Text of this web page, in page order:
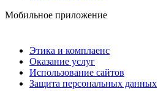
Мобильное приложение
Этика и комплаенс
Оказание услуг
Использование сайтов
Защита персональных данных